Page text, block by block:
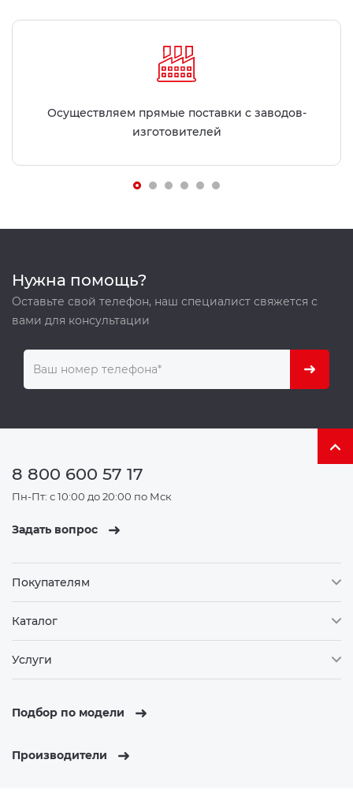
Осуществляем прямые поставки с заводов-
изготовителей
Нужна помощь?
Оставьте свой телефон, наш специалист свяжется с
вами для консультации
8 800 600 57 17
Пн-Пт: с 10:00 до 20:00 по Мск
Задать вопрос
Покупателям
Каталог
Услуги
Подбор по модели
Производители